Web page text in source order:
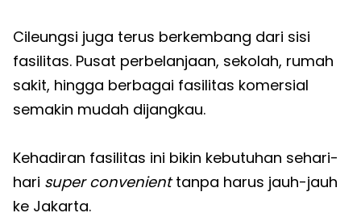
Cileungsi juga terus berkembang dari sisi
fasilitas. Pusat perbelanjaan, sekolah, rumah
sakit, hingga berbagai fasilitas komersial
semakin mudah dijangkau.
Kehadiran fasilitas ini bikin kebutuhan sehari-
hari super convenienttanpa harus jauh-jauh
ke Jakarta.